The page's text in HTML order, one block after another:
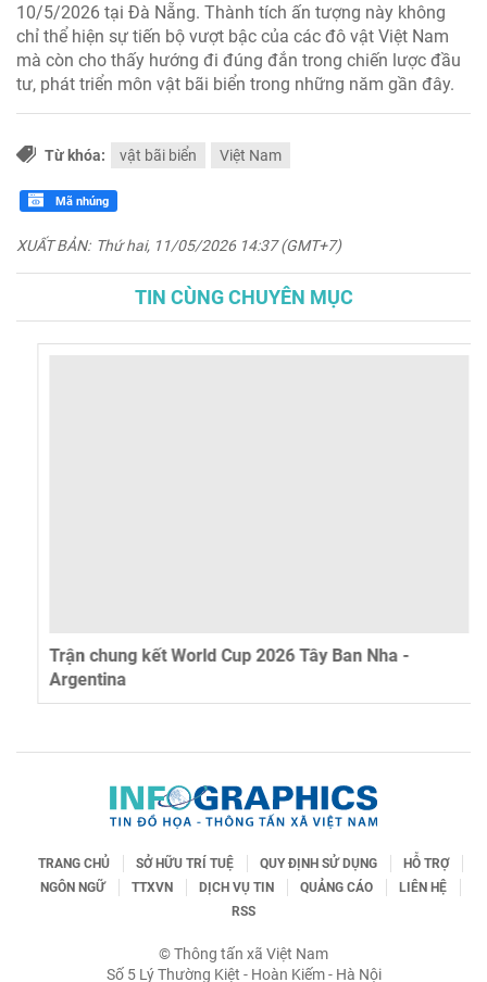
10/5/2026 tại Đà Nẵng. Thành tích ấn tượng này không
chỉ thể hiện sự tiến bộ vượt bậc của các đô vật Việt Nam
mà còn cho thấy hướng đi đúng đắn trong chiến lược đầu
tư, phát triển môn vật bãi biển trong những năm gần đây.
Từ khóa: vật bãi biển Việt Nam
Mã nhúng
XUẤT BẢN: Thứ hai, 11/05/2026 14:37 (GMT+7)
TIN CÙNG CHUYÊN MỤC
Trận chung kết World Cup 2026 Tây Ban Nha -
Argentina
TRANG CHỦ SỞ HỮU TRÍ TUỆ QUY ĐỊNH SỬ DỤNG
HỖ TRỢ
NGÔN NGỮ
TTXVN DỊCH VỤ TIN QUẢNG CÁO
LIÊN HỆ
RSS
© Thông tấn xã Việt Nam
Số 5 Lý Thường Kiệt - Hoàn Kiếm - Hà Nội